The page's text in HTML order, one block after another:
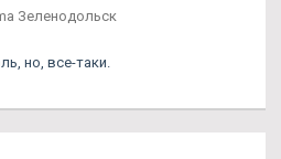
Зеленодольск
но, все-таки.